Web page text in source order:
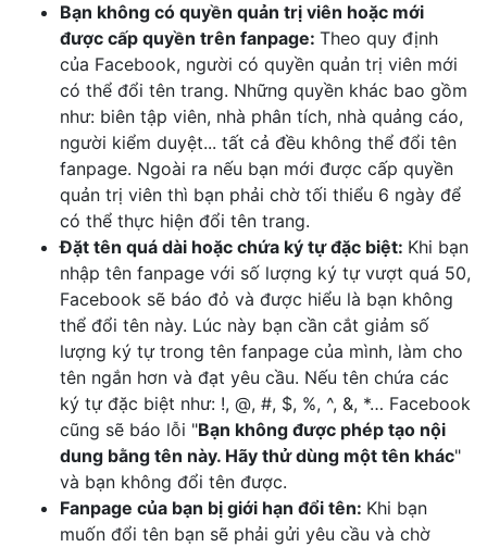
Bạn không có quyền quản trị viên hoặc mới
được cấp quyền trên fanpage: Theo quy định
của Facebook, người có quyền quản trị viên mới
có thể đổi tên trang. Những quyền khác bao gồm
như: biên tập viên, nhà phân tích, nhà quảng cáo,
người kiểm duyệt... tất cả đều không thể đổi tên
fanpage. Ngoài ra nếu bạn mới được cấp quyền
quản trị viên thì bạn phải chờ tối thiểu 6 ngày để
có thể thực hiện đổi tên trang.
Đặt tên quá dài hoặc chứa ký tự đặc biệt: Khi bạn
nhập tên fanpage với số lượng ký tự vượt quá 50,
Facebook sẽ báo đỏ và được hiểu là bạn không
thể đổi tên này. Lúc này bạn cần cắt giảm số
lượng ký tự trong tên fanpage của mình, làm cho
tên ngắn hơn và đạt yêu cầu. Nếu tên chứa các
ký tự đặc biệt như: !, @, #, $, %, ^, &, *… Facebook
cũng sẽ báo lỗi "Bạn không được phép tạo nội
dung bằng tên này. Hãy thử dùng một tên khác"
và bạn không đổi tên được.
Fanpage của bạn bị giới hạn đổi tên: Khi bạn
muốn đổi tên bạn sẽ phải gửi yêu cầu và chờ